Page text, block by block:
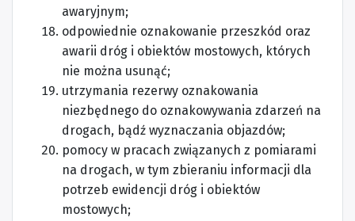
awaryjnym;
odpowiednie oznakowanie przeszkód oraz
awarii dróg i obiektów mostowych, których
nie można usunąć;
utrzymania rezerwy oznakowania
niezbędnego do oznakowywania zdarzeń na
drogach, bądź wyznaczania objazdów;
pomocy w pracach związanych z pomiarami
na drogach, w tym zbieraniu informacji dla
potrzeb ewidencji dróg i obiektów
mostowych;